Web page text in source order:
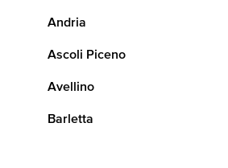
Andria
Ascoli Piceno
Avellino
Barletta